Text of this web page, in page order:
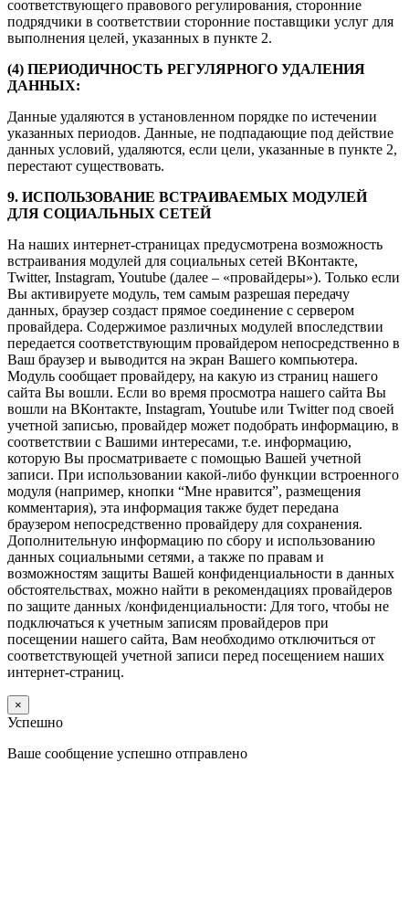
соответствующего правового регулирования, сторонние
подрядчики в соответствии сторонние поставщики услуг для
выполнения целей, указанных в пункте 2.
(4) ПЕРИОДИЧНОСТЬ РЕГУЛЯРНОГО УДАЛЕНИЯ
ДАННЫХ:
Данные удаляются в установленном порядке по истечении
указанных периодов. Данные, не подпадающие под действие
данных условий, удаляются, если цели, указанные в пункте 2,
перестают существовать.
9. ИСПОЛЬЗОВАНИЕ ВСТРАИВАЕМЫХ МОДУЛЕЙ
ДЛЯ СОЦИАЛЬНЫХ СЕТЕЙ
На наших интернет-страницах предусмотрена возможность
встраивания модулей для социальных сетей ВКонтакте,
Twitter, Instagram, Youtube (далее – «провайдеры»). Только если
Вы активируете модуль, тем самым разрешая передачу
данных, браузер создаст прямое соединение с сервером
провайдера. Содержимое различных модулей впоследствии
передается соответствующим провайдером непосредственно в
Ваш браузер и выводится на экран Вашего компьютера.
Модуль сообщает провайдеру, на какую из страниц нашего
сайта Вы вошли. Если во время просмотра нашего сайта Вы
вошли на ВКонтакте, Instagram, Youtube или Twitter под своей
учетной записью, провайдер может подобрать информацию, в
соответствии с Вашими интересами, т.е. информацию,
которую Вы просматриваете с помощью Вашей учетной
записи. При использовании какой-либо функции встроенного
модуля (например, кнопки “Мне нравится”, размещения
комментария), эта информация также будет передана
браузером непосредственно провайдеру для сохранения.
Дополнительную информацию по сбору и использованию
данных социальными сетями, а также по правам и
возможностям защиты Вашей конфиденциальности в данных
обстоятельствах, можно найти в рекомендациях провайдеров
по защите данных /конфиденциальности: Для того, чтобы не
подключаться к учетным записям провайдеров при
посещении нашего сайта, Вам необходимо отключиться от
соответствующей учетной записи перед посещением наших
интернет-страниц.
×
Успешно
Ваше сообщение успешно отправлено